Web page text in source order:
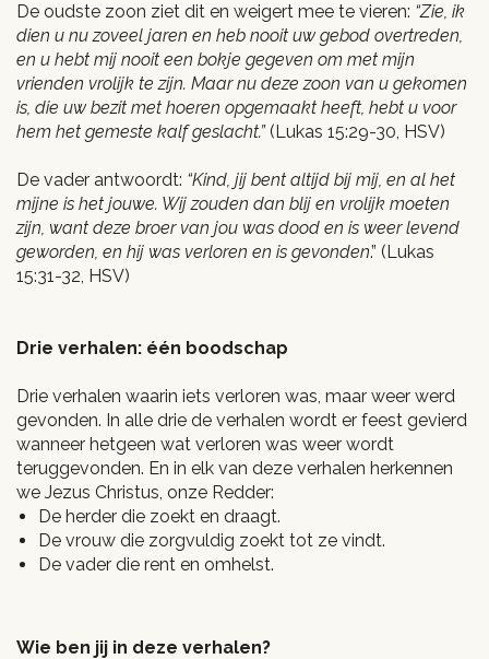
De oudste zoon ziet dit en weigert mee te vieren: “Zie, ik
dien u nu zoveel jaren en heb nooit uw gebod overtreden,
en u hebt mij nooit een bokje gegeven om met mijn
vrienden vrolijk te zijn. Maar nu deze zoon van u gekomen
is, die uw bezit met hoeren opgemaakt heeft, hebt u voor
hem het gemeste kalf geslacht.”(Lukas 15:29-30, HSV)
De vader antwoordt: “Kind, jij bent altijd bij mij, en al het
mijne is het jouwe. Wij zouden dan blij en vrolijk moeten
zijn, want deze broer van jou was dood en is weer levend
geworden, en hij was verloren en is gevonden.” (Lukas
15:31-32, HSV)
Drie verhalen: één boodschap
Drie verhalen waarin iets verloren was, maar weer werd
gevonden. In alle drie de verhalen wordt er feest gevierd
wanneer hetgeen wat verloren was weer wordt
teruggevonden. En in elk van deze verhalen herkennen
we Jezus Christus, onze Redder:
De herder die zoekt en draagt.
De vrouw die zorgvuldig zoekt tot ze vindt.
De vader die rent en omhelst.
Wie ben jij in deze verhalen?